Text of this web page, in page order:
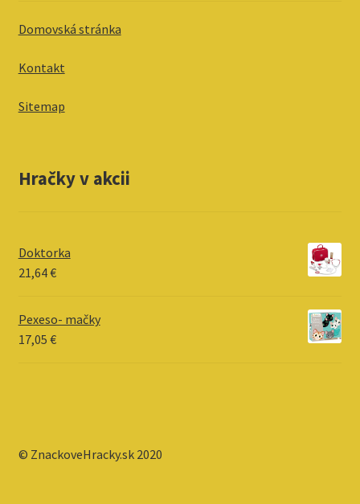
Domovská stránka
Kontakt
Sitemap
Hračky v akcii
Doktorka
21,64€
Pexeso- mačky
17,05 €
© ZnackoveHracky.sk 2020